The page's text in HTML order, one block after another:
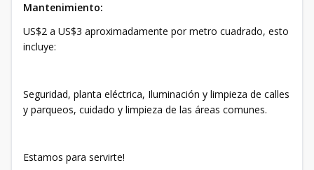
Mantenimiento:
US$2 a US$3 aproximadamente por metro cuadrado, esto
incluye:
Seguridad, planta eléctrica, Iluminación y limpieza de calles
y parqueos, cuidado y limpieza de las áreas comunes.
Estamos para servirte!